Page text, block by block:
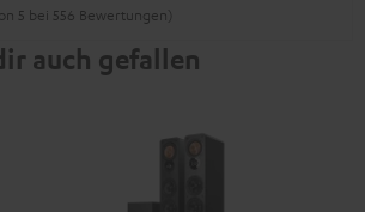
5 bei 556 Bewertungen)
auch gefallen